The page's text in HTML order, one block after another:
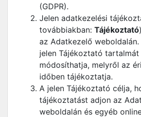
(GDPR).
Jelen adatkezelési
továbbiakban: Tájékoztató
az Adatkezelő
jelen Tájékoztató
módosíthatja, melyről az
időben tájékoztatja.
A jelen Tájékoztató célja,
tájékoztatást adjon az
weboldalán és egyéb